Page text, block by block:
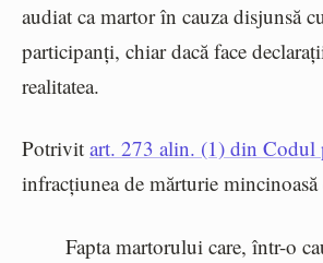
audiat ca martor în cauza disjunsă
participanți, chiar dacă face
realitatea.
Potrivit art. 273 alin. (1) din Codul
infracțiunea de mărturie mincinoasă
Fapta martorului care, într-o